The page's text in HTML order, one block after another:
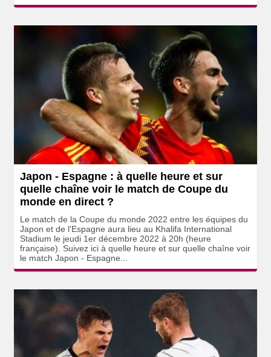
Japon - Espagne : à quelle heure et sur
quelle chaîne voir le match de Coupe du
monde en direct ?
Le match de la Coupe du monde 2022 entre les équipes du
Japon et de l'Espagne aura lieu au Khalifa International
Stadium le jeudi 1er décembre 2022 à 20h (heure
française). Suivez ici à quelle heure et sur quelle chaîne voir
le match Japon - Espagne...